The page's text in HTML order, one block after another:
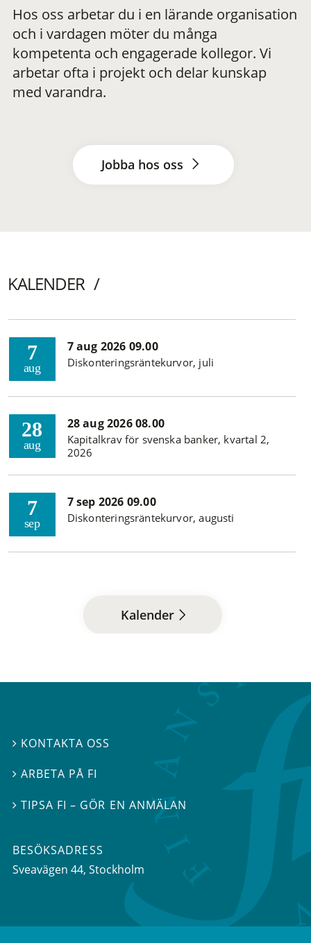
Hos oss arbetar du i en lärande organisation
och i vardagen möter du många
kompetenta och engagerade kollegor. Vi
arbetar ofta i projekt och delar kunskap
med varandra.
Jobba hos oss
KALENDER
7
aug
7 aug 2026 09.00
Diskonteringsräntekurvor, juli
28
aug
28 aug 2026 08.00
Kapitalkrav för svenska banker, kvartal 2,
2026
7
sep
7 sep 2026 09.00
Diskonteringsräntekurvor, augusti
Kalender
 KONTAKTA OSS
ARBETA PÅ FI
TIPSA FI – GÖR EN ANMÄLAN
BESÖKSADRESS
Sveavägen 44, Stockholm